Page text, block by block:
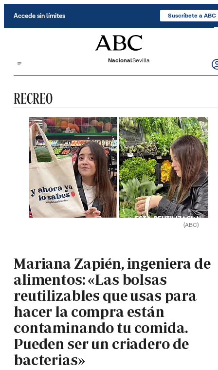
Accede sin límites Suscríbete a ABC
NacionalSevilla
RECREO
(ABC)
Mariana Zapién, ingeniera de
alimentos: «Las bolsas
reutilizables que usas para
hacer la compra están
contaminando tu comida.
Pueden ser un criadero de
bacterias»